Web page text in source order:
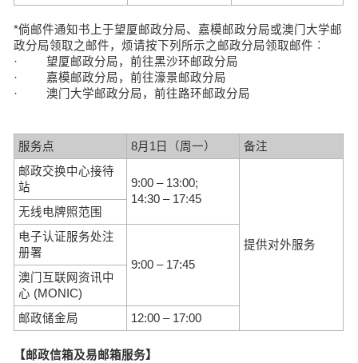
*倘邮件通知书上于望厦邮政分局、嘉模邮政分局或澳门大学邮
政分局领取之邮件，烦请按下列所示之邮政分局领取邮件︰
·望厦邮政分局，前往黑沙环邮政分局
· 嘉模邮政分局，前往濠景邮政分局
·澳门大学邮政分局，前往路环邮政分局
服务点 8月1日（周一）
备注
邮政交换中心接待
站
9:00 – 13:00;
14:30 – 17:45
提供对外服务
无线电牌照范围
电子认证服务处注
册署
9:00 – 17:45
澳门互联网资讯中
心 (MONIC)
邮政储金局
12:00 – 17:00
【邮政信箱及易邮箱服务】